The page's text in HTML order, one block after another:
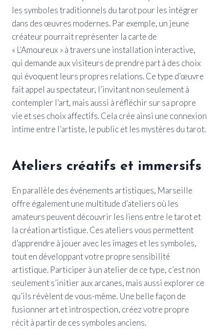
les symboles traditionnels du tarot pour les intégrer
dans des œuvres modernes. Par exemple, un jeune
créateur pourrait représenter la carte de
« L’Amoureux » à travers une installation interactive,
qui demande aux visiteurs de prendre part à des choix
qui évoquent leurs propres relations. Ce type d’œuvre
fait appel au spectateur, l’invitant non seulement à
contempler l’art, mais aussi à réfléchir sur sa propre
vie et ses choix affectifs. Cela crée ainsi une connexion
intime entre l’artiste, le public et les mystères du tarot.
Ateliers créatifs et immersifs
En parallèle des événements artistiques, Marseille
offre également une multitude d’ateliers où les
amateurs peuvent découvrir les liens entre le tarot et
la création artistique. Ces ateliers vous permettent
d’apprendre à jouer avec les images et les symboles,
tout en développant votre propre sensibilité
artistique. Participer à un atelier de ce type, c’est non
seulement s’initier aux arcanes, mais aussi explorer ce
qu’ils révèlent de vous-même. Une belle façon de
fusionner art et introspection, créez votre propre
récit à partir de ces symboles anciens.